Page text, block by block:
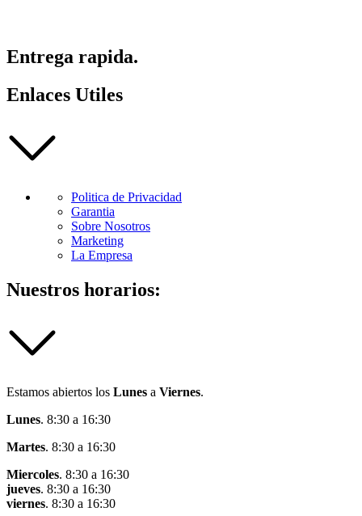
Entrega rapida.
Enlaces Utiles
Politica de Privacidad
Garantia
Sobre Nosotros
Marketing
La Empresa
Nuestros horarios:
Estamos abiertos los Lunes a Viernes.
Lunes. 8:30 a 16:30
Martes. 8:30 a 16:30
Miercoles. 8:30 a 16:30
jueves. 8:30 a 16:30
viernes. 8:30 a 16:30